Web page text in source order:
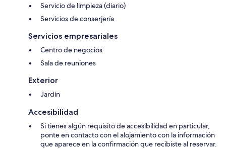
Servicio de limpieza (diario)
Servicios de conserjería
Servicios empresariales
Centro de negocios
Sala de reuniones
Exterior
Jardín
Accesibilidad
Si tienes algún requisito de accesibilidad en particular,
ponte en contacto con el alojamiento con la información
que aparece en la confirmación que recibiste al reservar.